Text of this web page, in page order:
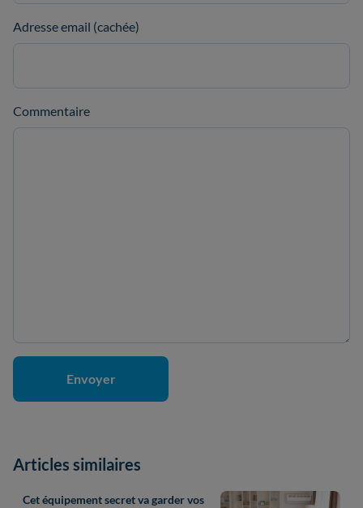
Adresse email (cachée)
Commentaire
Articles similaires
Cet équipement secret va garder vos